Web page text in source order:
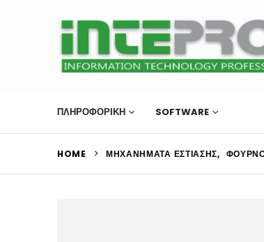
ΠΛΗΡΟΦΟΡΙΚΗ SOFTWARE
HOME ΜΗΧΑΝΉΜΑΤΑ ΕΣΤΊΑΣΗΣ,